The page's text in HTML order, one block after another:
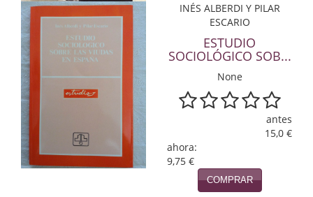
Mafia y espionaje
Matemáticas
Medicina
Música
Naturaleza
Novela Extranjera
INÉS ALBERDI Y PILAR
ESCARIO
ESTUDIO
SOCIOLÓGICO SOB...
None
antes
15,0 €
ahora:
9,75 €
COMPRAR